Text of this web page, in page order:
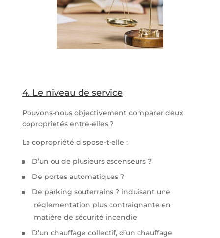
4. Le niveau de service
Pouvons-nous objectivement comparer deux
copropriétés entre-elles ?
La copropriété dispose-t-elle :
D’un ou de plusieurs ascenseurs ?
De portes automatiques ?
De parking souterrains ? induisant une
réglementation plus contraignante en
matière de sécurité incendie
D’un chauffage collectif, d’un chauffage